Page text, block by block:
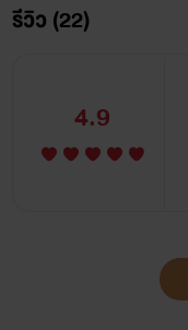
รีวิว (22)
4.9